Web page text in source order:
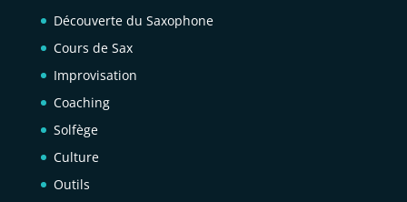
Découverte du Saxophone
Cours de Sax
Improvisation
Coaching
Solfège
Culture
Outils